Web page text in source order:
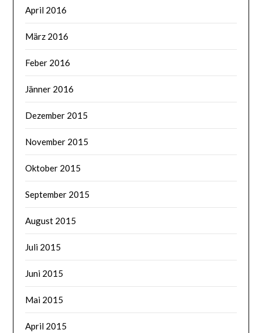
April 2016
März 2016
Feber 2016
Jänner 2016
Dezember 2015
November 2015
Oktober 2015
September 2015
August 2015
Juli 2015
Juni 2015
Mai 2015
April 2015